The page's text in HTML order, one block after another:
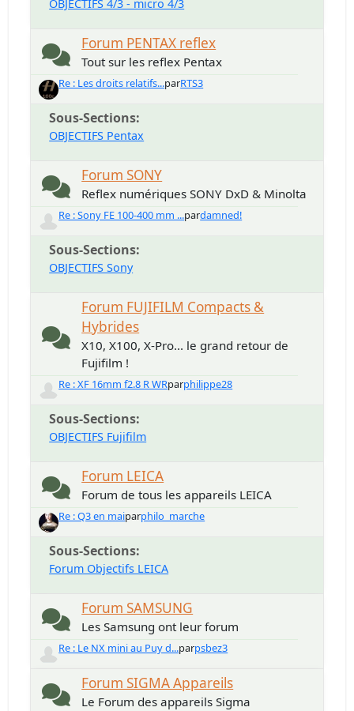
OBJECTIFS 4/3 - micro 4/3
Forum PENTAX reflex
Tout sur les reflex Pentax
Re : Les droits relatifs...parRTS3
Sous-Sections
OBJECTIFS Pentax
Forum SONY
Reflex numériques SONY DxD & Minolta
Re : Sony FE 100-400 mm ...pardamned!
Sous-Sections
OBJECTIFS Sony
Forum FUJIFILM Compacts &
Hybrides
X10, X100, X-Pro... le grand retour de
Fujifilm !
Re : XF 16mm f2.8 R WRparphilippe28
Sous-Sections
OBJECTIFS Fujifilm
Forum LEICA
Forum de tous les appareils LEICA
Re : Q3 en maiparphilo_marche
Sous-Sections
Forum Objectifs LEICA
Forum SAMSUNG
Les Samsung ont leur forum
Re : Le NX mini au Puy d...parpsbez3
Forum SIGMA Appareils
Le Forum des appareils Sigma